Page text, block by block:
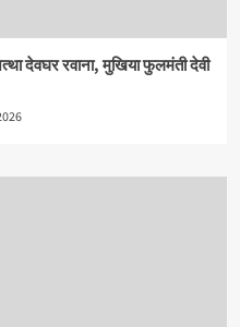
देवघर रवाना, मुखिया फुलमंती देवी